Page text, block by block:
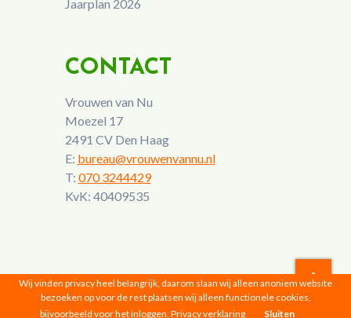
Jaarplan 2026
CONTACT
Vrouwen van Nu
Moezel 17
2491 CV Den Haag
E: bureau@vrouwenvannu.nl
T: 070 3244429
KvK: 40409535
Vrouwen van Nu © 2026 |Privacyverklaring
Wij vinden privacy heel belangrijk, daarom slaan wij alleen anoniem website
bezoeken op voor de rest plaatsen wij alleen functionele cookies,
bijvoorbeeld voor het inloggen. Privacy verklaring Sluiten